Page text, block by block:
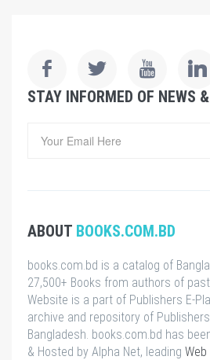
STAY INFORMED OF NEWS
ABOUT BOOKS.COM.BD
books.com.bd is a catalog of
27,500+ Books from authors of
Website is a part of Publishers E-
archive and repository of
Bangladesh. books.com.bd has
& Hosted by Alpha Net, leading